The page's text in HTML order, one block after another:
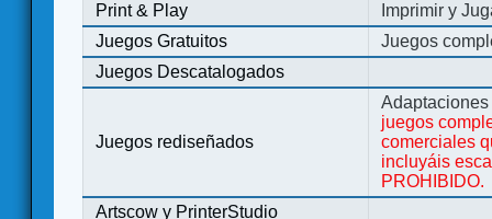
Print & Play
Imprimir y
Juegos Gratuitos
Juegos
Juegos Descatalogados
Juegos rediseñados
juegos
comerciales
incluyáis
PROHIBIDO.
Artscow y PrinterStudio